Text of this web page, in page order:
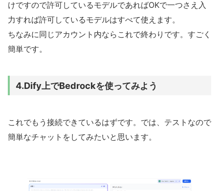
けですので許可しているモデルであればOKで一つさえ入
力すれば許可しているモデルはすべて使えます。
ちなみに同じアカウント内ならこれで終わりです。すごく
簡単です。
4.Dify上でBedrockを使ってみよう
これでもう接続できているはずです。では、テストなので
簡単なチャットをしてみたいと思います。